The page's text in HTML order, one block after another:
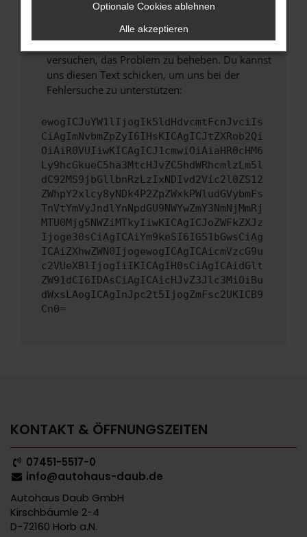
Wende dich an den Webseitenbetreiber.
Wenn du alle oben genannten Schritte versucht
hast, kontaktiere uns bitte. Wir werden
versuchen, das Problem zu beheben. Du kannst
uns diesen Text schicken, um uns bei der
Fehlersuche zu unterstützen:
ewogICJuYW1lIjogIk5ldHdvcmtFcnJvciIs
CiAgImNvbmZpZyI6IHsKICAgICJtZXRob2Qi
OiAiR0VUIiwKICAgICJ1cmwiOiAiaHR0cHM6
Ly9hcGkueC5ha3MtcHJvZC5hdWRhcmlzLm5l
dC92MS9jbGllbnRzLzIxNDIvd2Vic2l0ZS12
ZWhpY2xlcy8yNDk4P2ZpZWxkPWludGVybmFs
TnVtYmVyJndlYnNpdGU9NWYwZmY3NmNjMmRj
MTU0Mjg5NWZiMTkyIiwKICAgICJoZWFkZXJz
Ijoge30sCiAgICAiYm9keSI6IG51bGwsCiAg
ICAiZXhwZWN0IjogewogICAgICAicmVzcG9u
c2VUeXBlIjogIiIKICAgIH0sCiAgICAidGlt
ZW91dCI6IDAsCiAgICAicHJvZ3Jlc3MiOiBu
dWxsLAogICAgInJpc2t5IjogZmFsc2UKICB9
Cn0=
KONTAKT & ÖFFNUNGSZEITEN
07451-5517-0
info@autohaus-daub.de
Autohaus Daub GmbH
Kirschbäumle 2-4
D-72160 Horb a.N.
Optionale Cookies ablehnen
Alle akzeptieren